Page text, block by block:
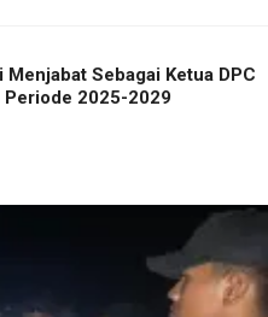
Sebagai Ketua DPC
Periode 2025-2029